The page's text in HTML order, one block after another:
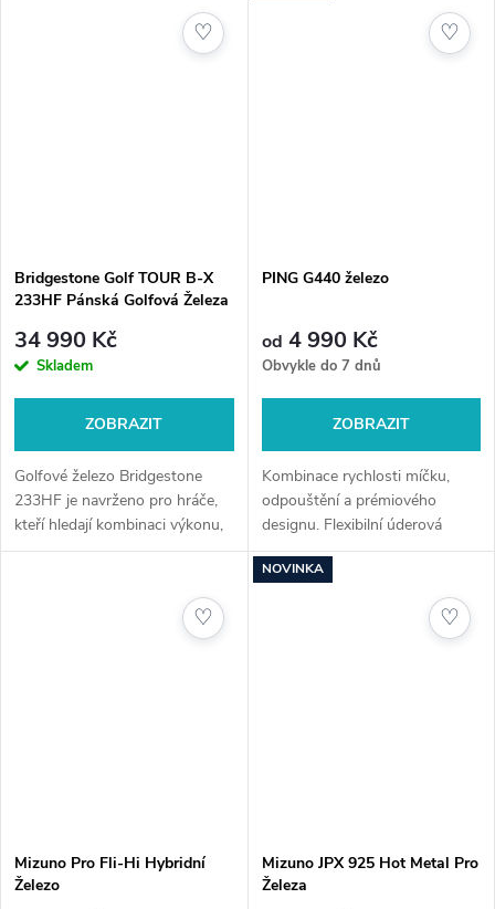
konzistentní vzdálenost, po...
Bridgestone Golf TOUR B-X
233HF Pánská Golfová Železa
34 990 Kč
Skladem
ZOBRAZIT
Golfové železo Bridgestone
233HF je navrženo pro hráče,
kteří hledají kombinaci výkonu,
přesnosti a pohodlí při každém
♡
PING G440 železo
od 4 990 Kč
Obvykle do 7 dnů
ZOBRAZIT
Kombinace rychlosti míčku,
odpouštění a prémiového
designu. Flexibilní úderová
plocha, nízké těžiště a
optimalizované mezery mezi
holemi zajišťují vyšší trajektorii
♡
Mizuno Pro Fli-Hi Hybridní
Železo
♡
NOVINKA
Mizuno JPX 925 Hot Metal Pro
Železa
♡